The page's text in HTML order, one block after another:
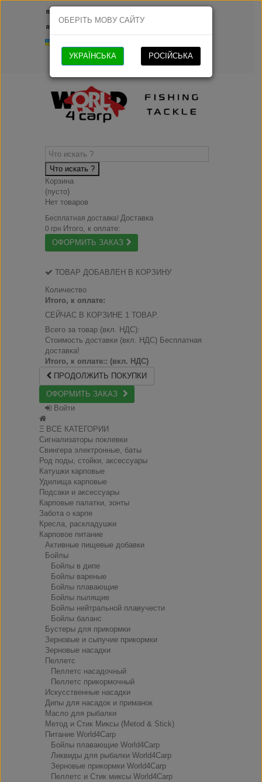
Что искать ?
Корзина
(пусто)
Нет товаров
Бесплатная доставка! Доставка
0 грн Итого, к оплате:
ОФОРМИТЬ ЗАКАЗ
ТОВАР ДОБАВЛЕН В КОРЗИНУ
Количество
Итого, к оплате:
СЕЙЧАС В КОРЗИНЕ 1 ТОВАР.
Всего за товар (вкл. НДС):
Стоимость доставки (вкл. НДС) Бесплатная
доставка!
Итого, к оплате:: (вкл. НДС)
ПРОДОЛЖИТЬ ПОКУПКИ
ОФОРМИТЬ ЗАКАЗ
Войти
Ξ ВСЕ КАТЕГОРИИ
Сигнализаторы поклевки
Свингера электронные, баты
Род поды, стойки, аксессуары
Катушки карповые
Удилища карповые
Подсаки и аксессуары
Карповые палатки, зонты
Забота о карпе
Кресла, раскладушки
Карповое питание
Активные пищевые добавки
Бойлы
Бойлы в дипе
Бойлы вареные
Бойлы плавающие
Бойлы пылящие
Бойлы нейтральной плавучести
Бойлы баланс
Бустеры для прикормки
Зерновые и сыпучие прикормки
Зерновые насадки
Пеллетс
Пеллетс насадочный
Пеллетс прикормочный
Искусственные насадки
Дипы для насадок и приманок
Масло для рыбалки
Метод и Стик Миксы (Metod & Stick)
Питание World4Carp
Бойлы плавающие World4Carp
Ликвиды для рыбалки World4Carp
Зерновые прикормки World4Carp
Пеллетс и Стик миксы World4Carp
ОБЕРІТЬ МОВУ САЙТУ
УКРАЇНСЬКА РОСІЙСЬКА